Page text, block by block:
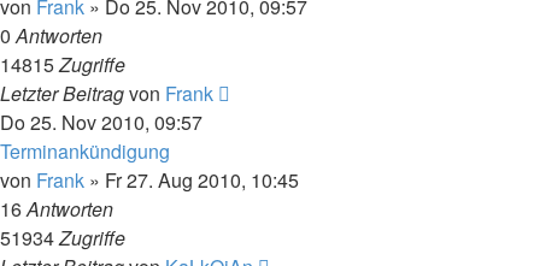
von Frank » Do 25. Nov 2010, 09:57
0Antworten
14815Zugriffe
Letzter Beitragvon Frank
Do 25. Nov 2010, 09:57
Terminankündigung
von Frank » Fr 27. Aug 2010, 10:45
16Antworten
51934Zugriffe